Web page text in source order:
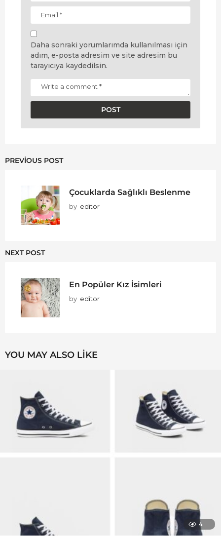
Daha sonraki yorumlarımda kullanılması için
adım, e-posta adresim ve site adresim bu
tarayıcıya kaydedilsin.
PREVIOUS POST
Çocuklarda Sağlıklı Beslenme
by editor
NEXT POST
En Popüler Kız İsimleri
by editor
YOU MAY ALSO LIKE
4